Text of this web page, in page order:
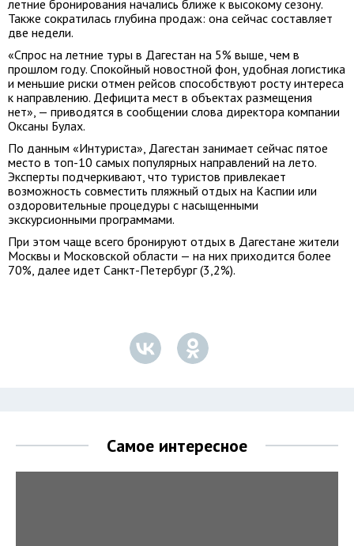
летние бронирования начались ближе к высокому сезону.
Также сократилась глубина продаж: она сейчас составляет
две недели.
«Спрос на летние туры в Дагестан на 5% выше, чем в
прошлом году. Спокойный новостной фон, удобная логистика
и меньшие риски отмен рейсов способствуют росту интереса
к направлению. Дефицита мест в объектах размещения
нет», — приводятся в сообщении слова директора компании
Оксаны Булах.
По данным «Интуриста», Дагестан занимает сейчас пятое
место в топ-10 самых популярных направлений на лето.
Эксперты подчеркивают, что туристов привлекает
возможность совместить пляжный отдых на Каспии или
оздоровительные процедуры с насыщенными
экскурсионными программами.
При этом чаще всего бронируют отдых в Дагестане жители
Москвы и Московской области — на них приходится более
70%, далее идет Санкт-Петербург (3,2%).
Самое интересное